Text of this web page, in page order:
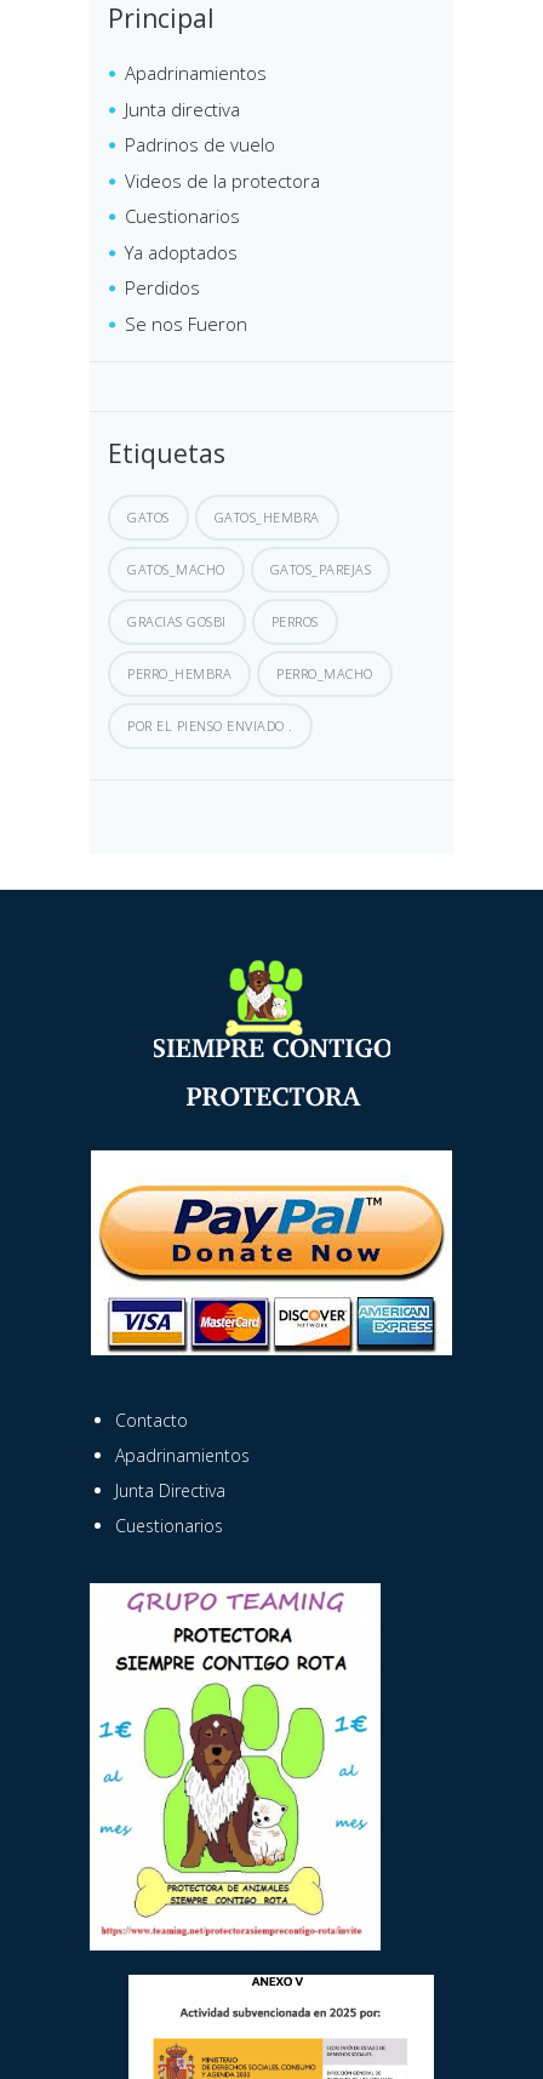
Principal
Apadrinamientos
Junta directiva
Padrinos de vuelo
Videos de la protectora
Cuestionarios
Ya adoptados
Perdidos
Se nos Fueron
Etiquetas
GATOS GATOS_HEMBRA
GATOS_MACHO GATOS_PAREJAS
GRACIAS GOSBI PERROS
PERRO_HEMBRA PERRO_MACHO
POR EL PIENSO ENVIADO .
Contacto
Apadrinamientos
Junta Directiva
Cuestionarios